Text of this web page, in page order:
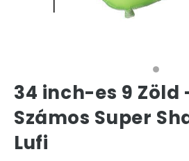
34 inch-es 9 Zöld
Számos Super
Lufi